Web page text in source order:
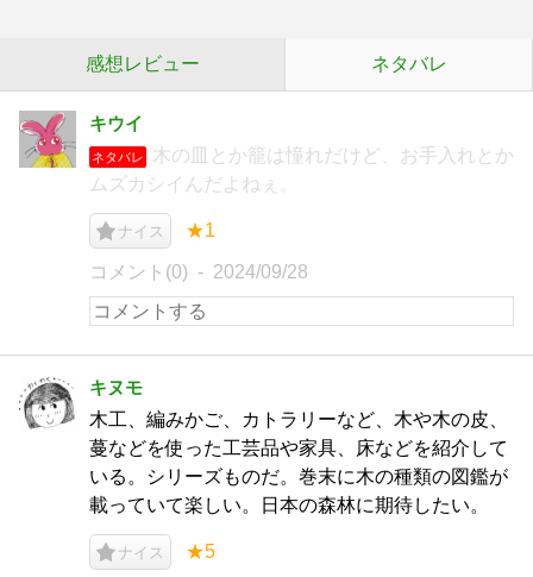
感想レビュー ネタバレ
キウイ
ネタバレ
木の皿とか籠は憧れだけど、お手入れとか
ムズカシイんだよねぇ。
ナイス ★1
コメント(0) 2024/09/28
キヌモ
木工、編みかご、カトラリーなど、木や木の皮、
蔓などを使った工芸品や家具、床などを紹介して
いる。シリーズものだ。巻末に木の種類の図鑑が
載っていて楽しい。日本の森林に期待したい。
ナイス ★5